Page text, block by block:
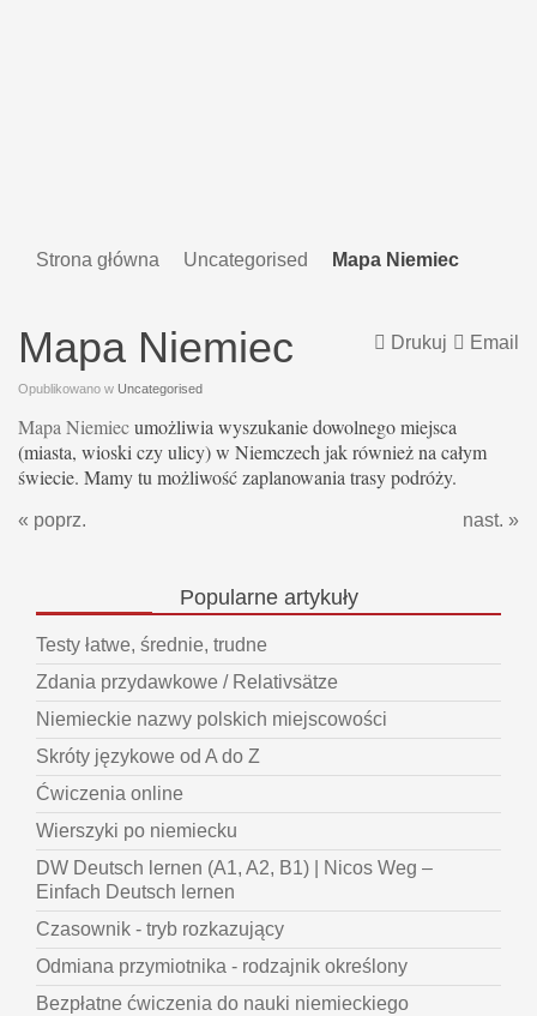
Strona główna Uncategorised Mapa Niemiec
Email
Drukuj
Mapa Niemiec
Opublikowano w Uncategorised
Mapa Niemiecumożliwia wyszukanie dowolnego miejsca
(miasta, wioski czy ulicy) w Niemczech jak również na całym
świecie. Mamy tu możliwość zaplanowania trasy podróży.
« poprz. nast. »
Popularneartykuły
Testy łatwe, średnie, trudne
Zdania przydawkowe / Relativsätze
Niemieckie nazwy polskich miejscowości
Skróty językowe od A do Z
Ćwiczenia online
Wierszyki po niemiecku
DW Deutsch lernen (A1, A2, B1) | Nicos Weg –
Einfach Deutsch lernen
Czasownik - tryb rozkazujący
Odmiana przymiotnika - rodzajnik określony
Bezpłatne ćwiczenia do nauki niemieckiego